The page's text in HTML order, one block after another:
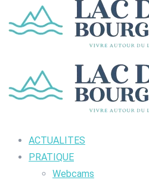
ACTUALITES
PRATIQUE
Webcams